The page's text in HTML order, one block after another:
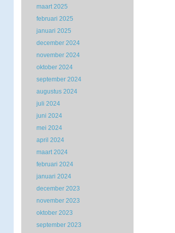
maart 2025
februari 2025
januari 2025
december 2024
november 2024
oktober 2024
september 2024
augustus 2024
juli 2024
juni 2024
mei 2024
april 2024
maart 2024
februari 2024
januari 2024
december 2023
november 2023
oktober 2023
september 2023